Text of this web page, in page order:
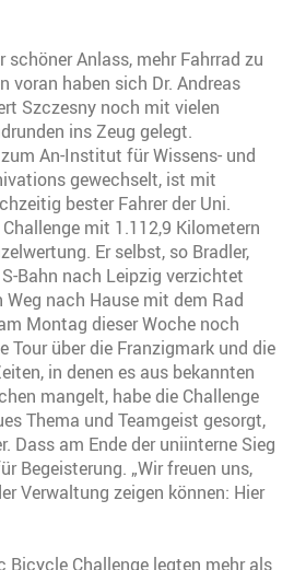
schöner Anlass, mehr Fahrrad zu
voran haben sich Dr. Andreas
Szczesny noch mit vielen
ins Zeug gelegt.
An-Institut für Wissens- und
gewechselt, ist mit
bester Fahrer der Uni.
mit 1.112,9 Kilometern
Er selbst, so Bradler,
Bahn nach Leipzig verzichtet
nach Hause mit dem Rad
Montag dieser Woche noch
Tour über die Franzigmark und die
in denen es aus bekannten
mangelt, habe die Challenge
Thema und Teamgeist gesorgt,
Dass am Ende der uniinterne Sieg
Begeisterung. „Wir freuen uns,
Verwaltung zeigen können: Hier
Bicycle Challenge legten mehr als